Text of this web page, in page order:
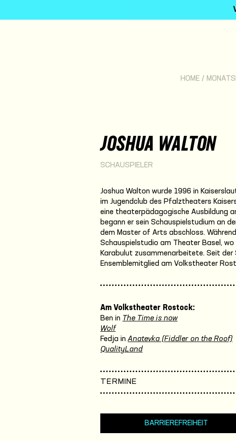
HOME/
JOSHUA WALTON
SCHAUSPIELER
Joshua Walton wurde 1996 in
im Jugendclub des Pfalztheaters
eine theaterpädagogische Ausbildung
begann er sein Schauspielstudium an
dem Master of Arts abschloss.
Schauspielstudio am Theater Basel, wo
Karabulut zusammenarbeitete. Seit
Ensemblemitglied am Volkstheater
Am Volkstheater Rostock:
Ben in The Time is now
Wolf
Fedja in Anatevka (Fiddler on the Roof)
QualityLand
TERMINE
BARRIEREFREIHEIT